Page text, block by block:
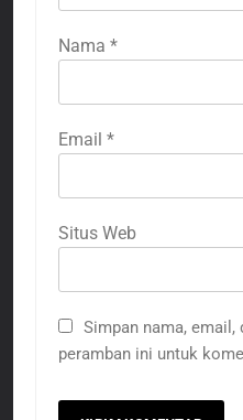
Nama *
Email *
Situs Web
Simpan nama, email,
peramban ini untuk